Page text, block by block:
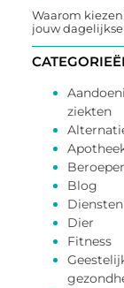
Waarom
jouw
ziekten
Blog
Diensten
Dier
Fitness